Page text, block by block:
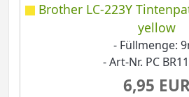
Brother LC-223Y
yellow
- Füllmenge:
- Art-Nr. PC
6,95